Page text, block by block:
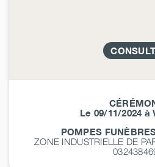
Le 09/11/2024 à
POMPES
ZONE INDUSTRIELLE DE